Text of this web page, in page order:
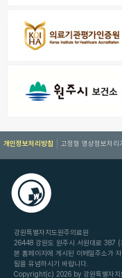
개인정보처리방침 고정형 영상정보처리
강원특별자치도원주의료원
26448 강원도 원주시 서원대로 387
본 홈페이지에 게시된 이메일주소가
됨을 유념하시기 바랍니다.
Copyright(c) 2026 by 강원특별자치